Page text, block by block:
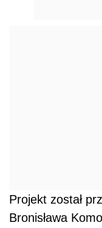
Projekt został
Bronisława